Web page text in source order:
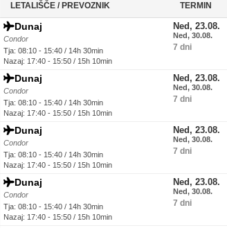
LETALIŠČE / PREVOZNIK TERMIN
Dunaj
Condor
Tja: 08:10 - 15:40 / 14h 30min
Nazaj: 17:40 - 15:50 / 15h 10min
Ned, 23.08.
Ned, 30.08.
7 dni
Dunaj
Condor
Tja: 08:10 - 15:40 / 14h 30min
Nazaj: 17:40 - 15:50 / 15h 10min
Ned, 23.08.
Ned, 30.08.
7 dni
Dunaj
Condor
Tja: 08:10 - 15:40 / 14h 30min
Nazaj: 17:40 - 15:50 / 15h 10min
Ned, 23.08.
Ned, 30.08.
7 dni
Dunaj
Condor
Tja: 08:10 - 15:40 / 14h 30min
Nazaj: 17:40 - 15:50 / 15h 10min
Ned, 23.08.
Ned, 30.08.
7 dni